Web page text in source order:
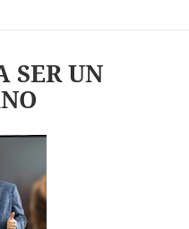
SER UN